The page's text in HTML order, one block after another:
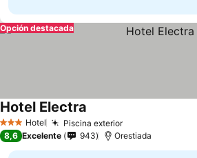
Opción destacada
3 Estrellas
Hotel Piscina exteriorVer precios
Hotel Electra
8,6 Excelente 943 Orestiada